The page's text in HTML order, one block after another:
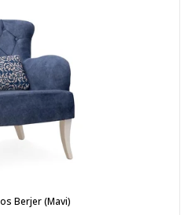
Berjer (Mavi)